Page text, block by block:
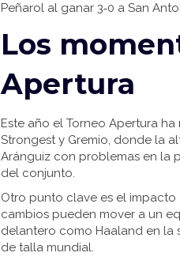
Peñarol al ganar 3‑0 a San
Los
Apertura
Este año el Torneo Apertura
Strongest y Gremio, donde la
Aránguiz con problemas en la
del conjunto.
Otro punto clave es el impacto
cambios pueden mover a un
delantero como Haaland en
de talla mundial.